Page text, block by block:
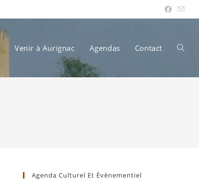
Venir à Aurignac Agendas Contact Toggle
Agenda Culturel Et Évènementiel